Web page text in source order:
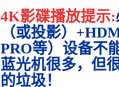
4K影碟播放提示:
（或投影）
PRO等）设备不
蓝光机很多，但
的垃圾！